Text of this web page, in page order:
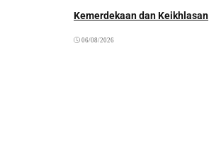
Kemerdekaan dan Keikhlasan
06/08/2026